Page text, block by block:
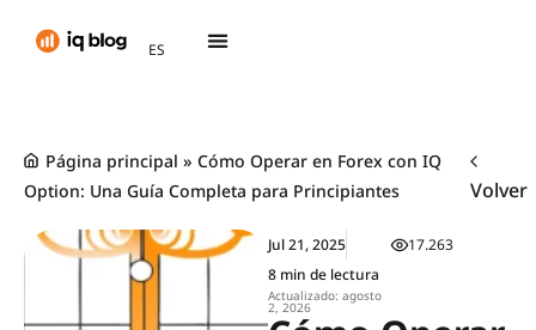
ES
TH
Página principal » Cómo Operar en Forex con IQ
Option: Una Guía Completa para Principiantes
Volver
Jul 21, 2025
8 min de lectura
Actualizado: agosto
2, 2026
17.263